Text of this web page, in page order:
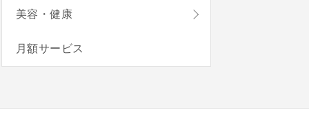
美容・健康
月額サービス